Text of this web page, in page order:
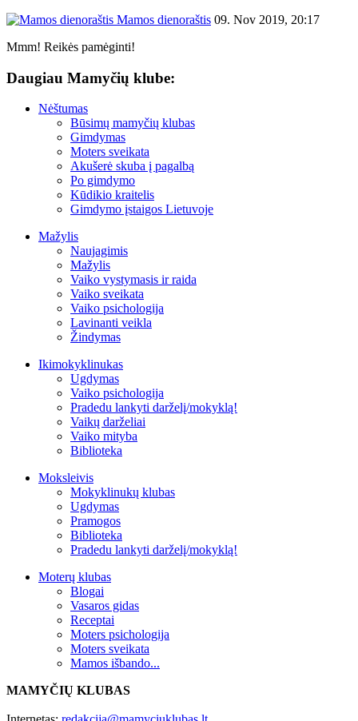
Mamos dienoraštis 09. Nov 2019, 20:17
Mmm! Reikės pamėginti!
Daugiau Mamyčių klube:
Nėštumas
Būsimų mamyčių klubas
Gimdymas
Moters sveikata
Akušerė skuba į pagalbą
Po gimdymo
Kūdikio kraitelis
Gimdymo įstaigos Lietuvoje
Mažylis
Naujagimis
Mažylis
Vaiko vystymasis ir raida
Vaiko sveikata
Vaiko psichologija
Lavinanti veikla
Žindymas
Ikimokyklinukas
Ugdymas
Vaiko psichologija
Pradedu lankyti darželį/mokyklą!
Vaikų darželiai
Vaiko mityba
Biblioteka
Moksleivis
Mokyklinukų klubas
Ugdymas
Pramogos
Biblioteka
Pradedu lankyti darželį/mokyklą!
Moterų klubas
Blogai
Vasaros gidas
Receptai
Moters psichologija
Moters sveikata
Mamos išbando...
MAMYČIŲ KLUBAS